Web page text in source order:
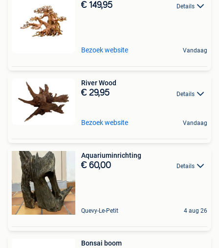
€ 149,95 Details
Bezoek website Vandaag
River Wood
€ 29,95 Details
Bezoek website Vandaag
Aquariuminrichting
€ 60,00 Details
Quevy-Le-Petit 4 aug 26
Bonsai boom